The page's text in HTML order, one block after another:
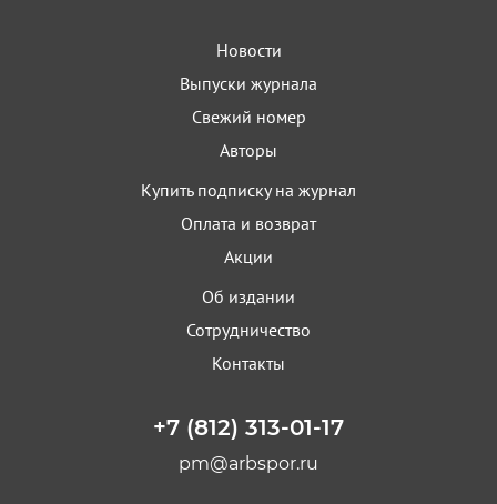
Новости
Выпуски журнала
Свежий номер
Авторы
Купить подписку на журнал
Оплата и возврат
Акции
Об издании
Сотрудничество
Контакты
+7 (812) 313-01-17
pm@arbspor.ru